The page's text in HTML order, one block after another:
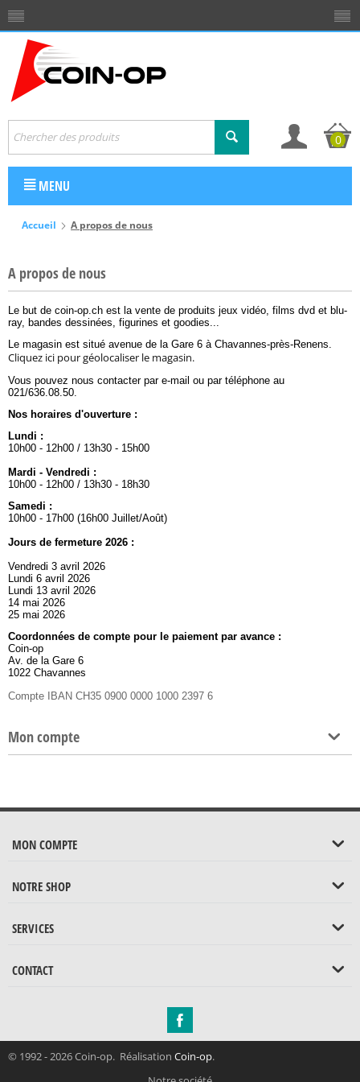
0
MENU
Accueil A propos de nous
A propos de nous
Le but de coin-op.ch est la vente de produits jeux vidéo, films dvd et blu-
ray, bandes dessinées, figurines et goodies...
Le magasin est situé avenue de la Gare 6 à Chavannes-près-Renens.
Cliquez ici pour géolocaliser le magasin.
Vous pouvez nous contacter par e-mail ou par téléphone au
021/636.08.50.
Nos horaires d'ouverture :
Lundi :
10h00 - 12h00 / 13h30 - 15h00
Mardi - Vendredi :
10h00 - 12h00 / 13h30 - 18h30
Samedi :
10h00 - 17h00 (16h00 Juillet/Août)
Jours de fermeture 2026 :
Vendredi 3 avril 2026
Lundi 6 avril 2026
Lundi 13 avril 2026
14 mai 2026
25 mai 2026
Coordonnées de compte pour le paiement par avance :
Coin-op
Av. de la Gare 6
1022 Chavannes
Compte IBAN CH35 0900 0000 1000 2397 6
Mon compte
MON COMPTE
NOTRE SHOP
SERVICES
CONTACT
© 1992 - 2026 Coin-op. Réalisation Coin-op.